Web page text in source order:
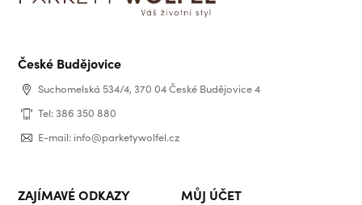
České Budějovice
Suchomelská 534/4, 370 04 České Budějovice 4
Tel: 386 350 880
E-mail: info@parketywolfel.cz
ZAJÍMAVÉ ODKAZY MŮJ ÚČET